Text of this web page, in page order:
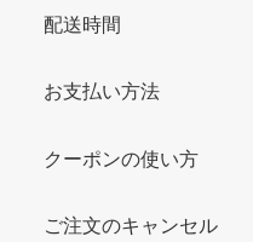
配送時間
お支払い方法
クーポンの使い方
ご注文のキャンセル